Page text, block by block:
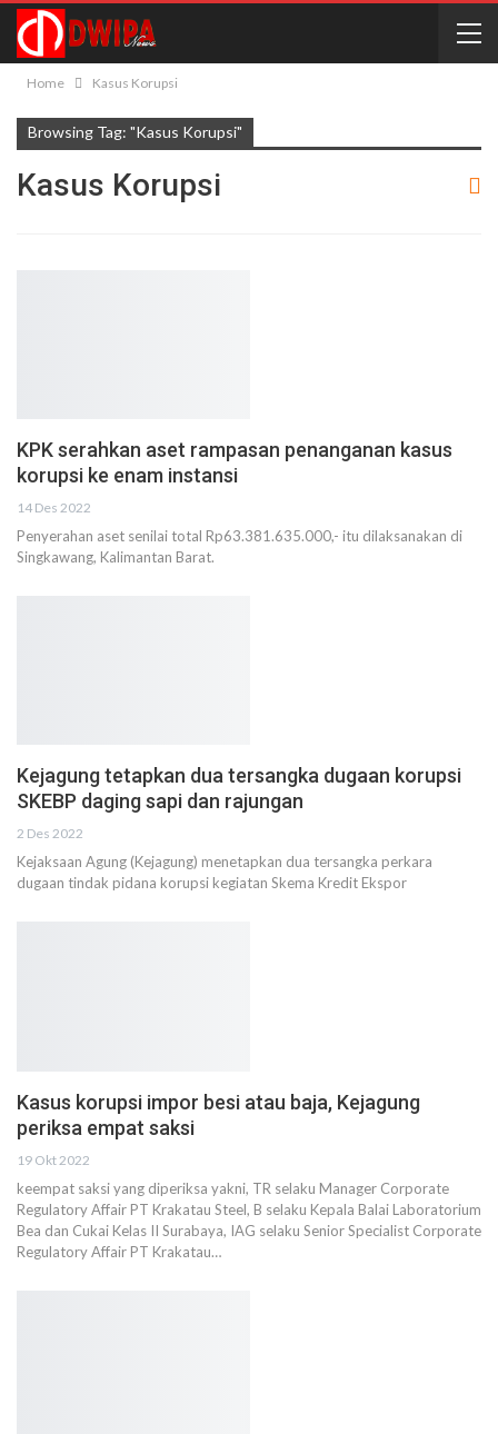
Home Kasus Korupsi
Browsing Tag: "Kasus Korupsi"
Kasus Korupsi
KPK serahkan aset rampasan penanganan kasus
korupsi ke enam instansi
14 Des 2022
Penyerahan aset senilai total Rp63.381.635.000,- itu dilaksanakan di
Singkawang, Kalimantan Barat.
Kejagung tetapkan dua tersangka dugaan korupsi
SKEBP daging sapi dan rajungan
2 Des 2022
Kejaksaan Agung (Kejagung) menetapkan dua tersangka perkara
dugaan tindak pidana korupsi kegiatan Skema Kredit Ekspor
Kasus korupsi impor besi atau baja, Kejagung
periksa empat saksi
19 Okt 2022
keempat saksi yang diperiksa yakni, TR selaku Manager Corporate
Regulatory Affair PT Krakatau Steel, B selaku Kepala Balai Laboratorium
Bea dan Cukai Kelas II Surabaya, IAG selaku Senior Specialist Corporate
Regulatory Affair PT Krakatau…